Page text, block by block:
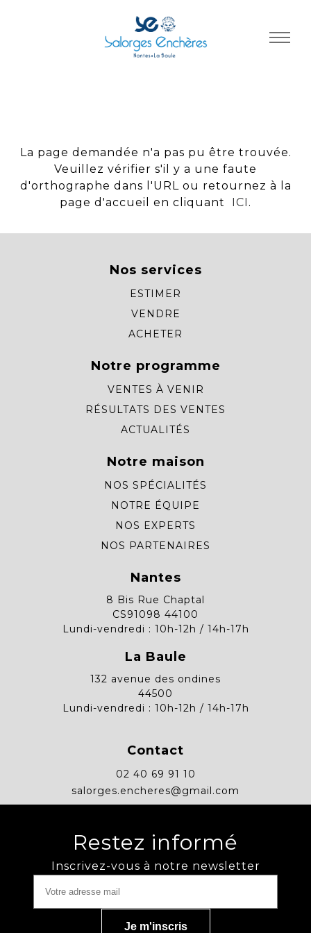
La page demandée n'a pas pu être trouvée.
Veuillez vérifier s'il y a une faute
d'orthographe dans l'URL ou retournez à la
page d'accueil en cliquant
ICI .
Nos services
ESTIMER
VENDRE
ACHETER
Notre programme
VENTES À VENIR
RÉSULTATS DES VENTES
ACTUALITÉS
Notre maison
NOS SPÉCIALITÉS
NOTRE ÉQUIPE
NOS EXPERTS
NOS PARTENAIRES
Nantes
8 Bis Rue Chaptal
CS91098 44100
Lundi-vendredi : 10h-12h / 14h-17h
La Baule
132 avenue des ondines
44500
Lundi-vendredi : 10h-12h / 14h-17h
Contact
02 40 69 91 10
salorges.encheres@gmail.com
Restez informé
Inscrivez-vous à notre newsletter